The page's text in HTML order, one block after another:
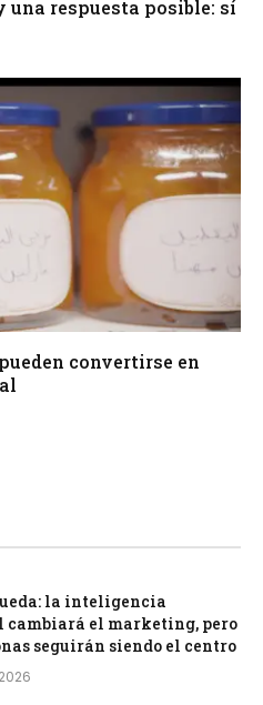
respuesta posible: sí
convertirse en
la inteligencia
el marketing, pero
seguirán siendo el centro